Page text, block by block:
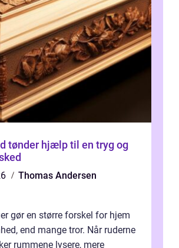
til en tryg og
Thomas Andersen
gør en større forskel for hjem
end mange tror. Når ruderne
rummene lysere, mere